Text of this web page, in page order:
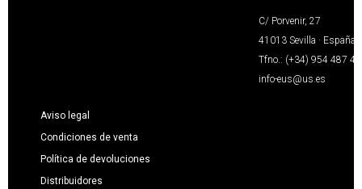
C/ Porvenir, 27
41013 Sevilla · España
Tfno.: (+34) 954 487
info-eus@us.es
Aviso legal
Condiciones de venta
Política de devoluciones
Distribuidores